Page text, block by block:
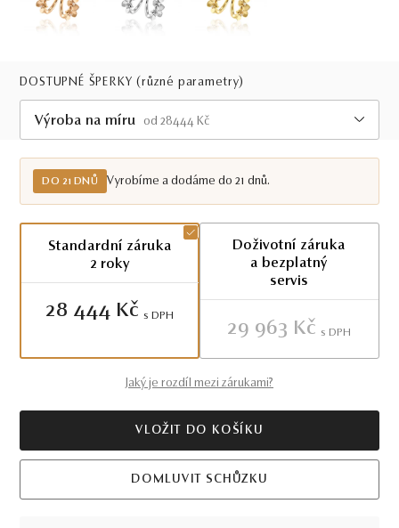
DOSTUPNÉ ŠPERKY(různé parametry)
Výroba na míru
od 28444 Kč
Do 21 dnů
DO 21 DNŮ Vyrobíme a dodáme do 21 dnů.
Standardní záruka
2 roky
28 444 Kč S DPH
Doživotní záruka
a bezplatný
servis
29 963 Kč S DPH
Jaký je rozdíl mezi zárukami?
VLOŽIT DO KOŠÍKU
DOMLUVIT SCHŮZKU